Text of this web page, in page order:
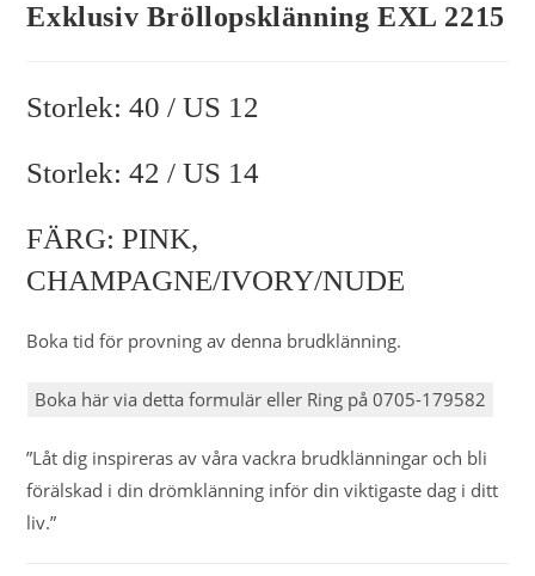
Exklusiv Bröllopsklänning EXL 2215
Storlek: 40 / US 12
Storlek: 42 / US 14
FÄRG: PINK,
CHAMPAGNE/IVORY/NUDE
Boka tid för provning av denna brudklänning.
Boka här via detta formulär eller Ring på 0705-179582
”Låt dig inspireras av våra vackra brudklänningar och bli
förälskad i din drömklänning inför din viktigaste dag i ditt
liv.”